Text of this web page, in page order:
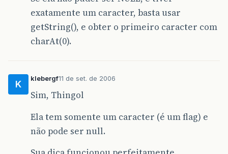
exatamente um caracter, basta usar
getString(), e obter o primeiro caracter com
charAt(0).
K
klebergf11 de set. de 2006
Sim, Thingol
Ela tem somente um caracter (é um flag) e
não pode ser null.